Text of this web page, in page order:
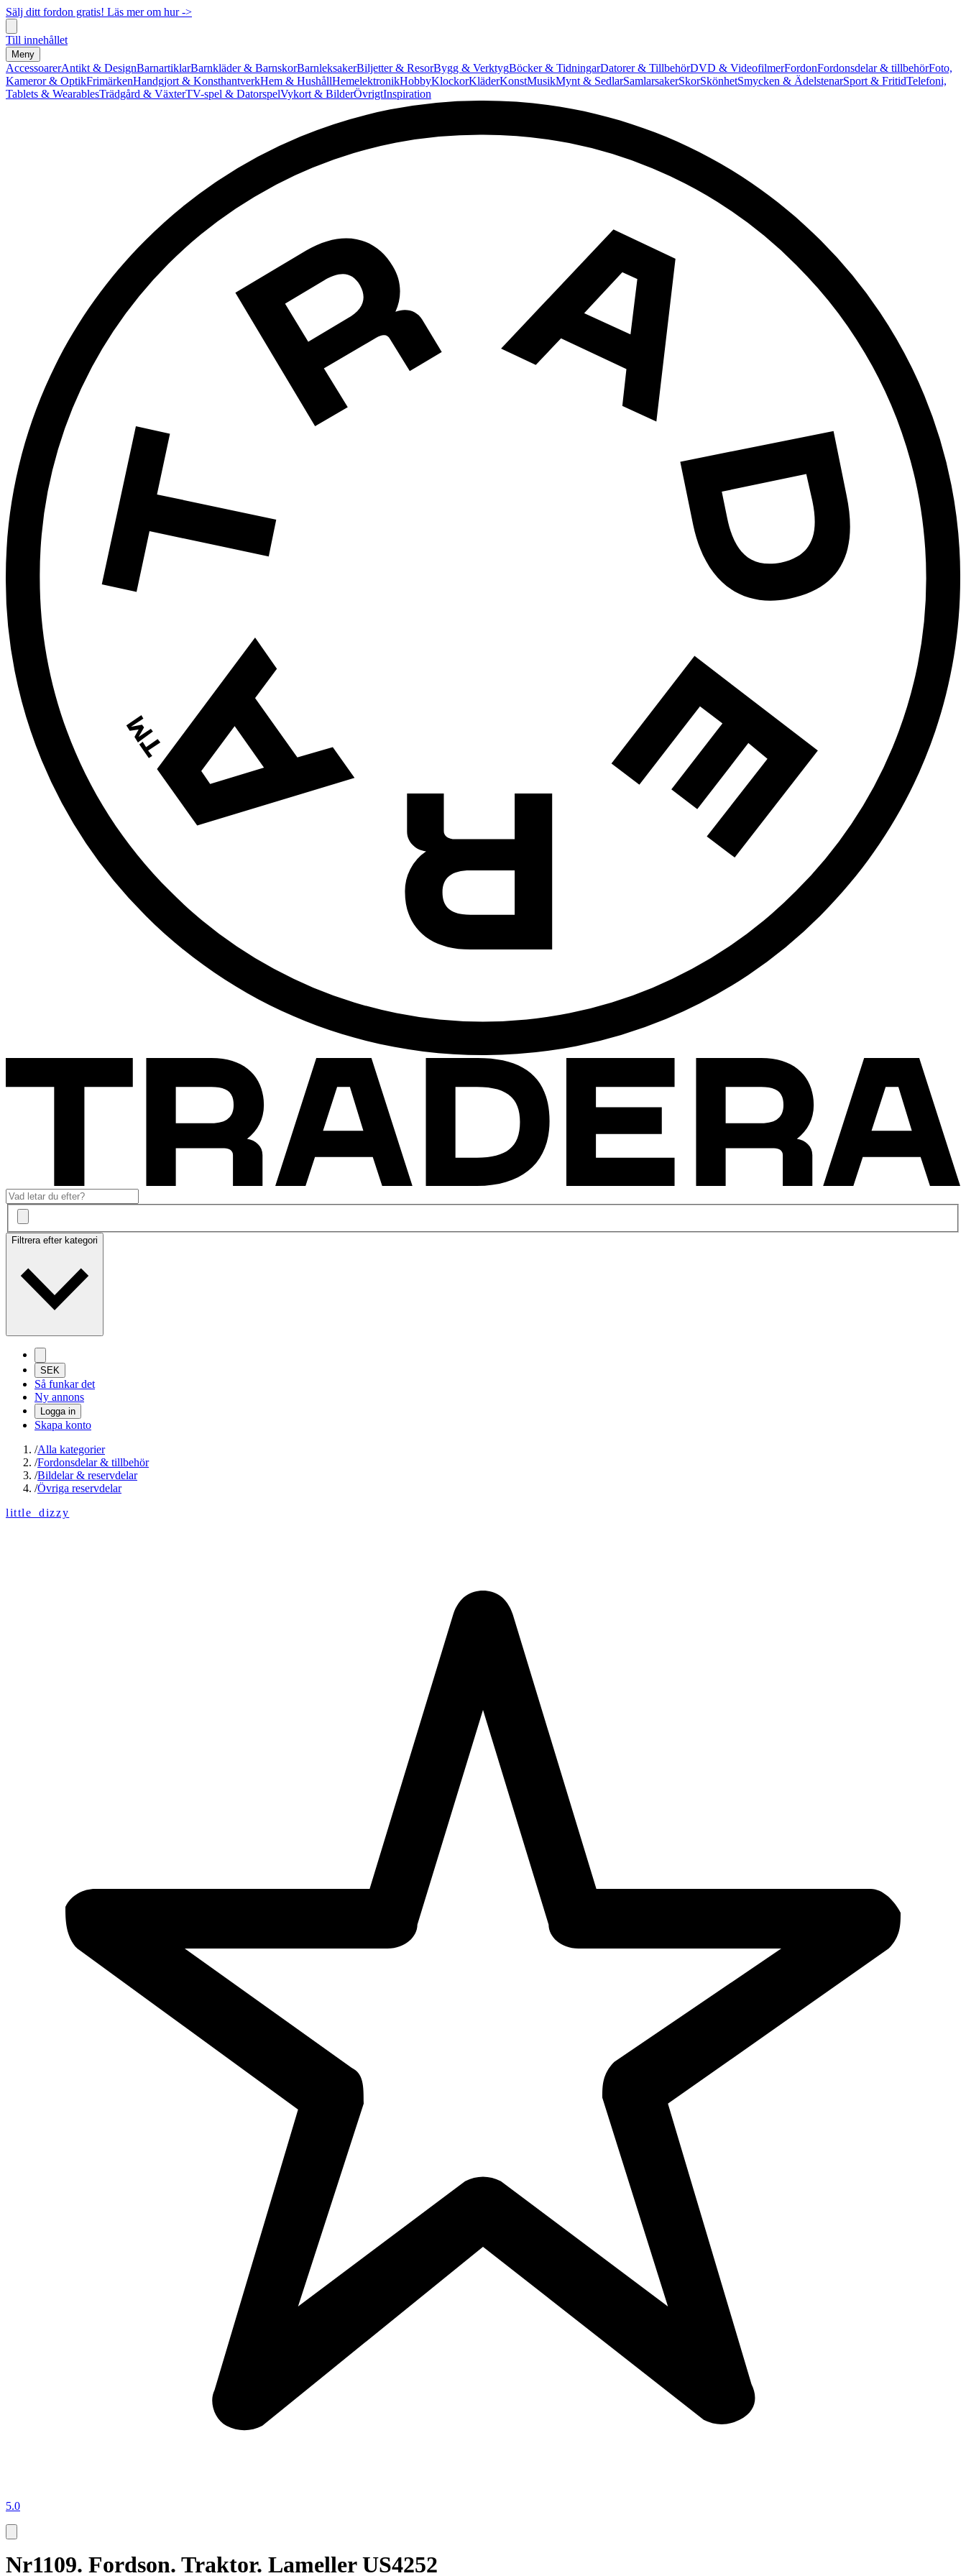
Sälj ditt fordon gratis! Läs mer om hur ->
Till innehållet
Meny
AccessoarerAntikt & DesignBarnartiklarBarnkläder & BarnskorBarnleksakerBiljetter & ResorBygg & VerktygBöcker & TidningarDatorer & TillbehörDVD & VideofilmerFordonFordonsdelar & tillbehörFoto,
Kameror & OptikFrimärkenHandgjort & KonsthantverkHem & HushållHemelektronikHobbyKlockorKläderKonstMusikMynt & SedlarSamlarsakerSkorSkönhetSmycken & ÄdelstenarSport & FritidTelefoni,
Tablets & WearablesTrädgård & VäxterTV-spel & DatorspelVykort & BilderÖvrigtInspiration
Filtrera efter kategori
SEK
Så funkar det
Ny annons
Logga in
Skapa konto
/Alla kategorier
/Fordonsdelar & tillbehör
/Bildelar & reservdelar
/Övriga reservdelar
little_dizzy
5.0
Nr1109. Fordson. Traktor. Lameller US4252